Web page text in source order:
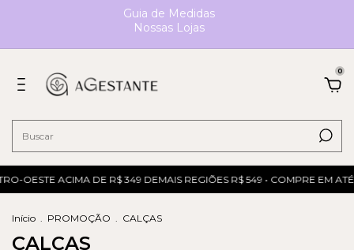
Guia de Medidas
Nossas Lojas
0
OESTE ACIMA DE R$ 349 DEMAIS REGIÕES R$ 549 • COMPRE EM
Início . PROMOÇÃO . CALÇAS
CALÇAS